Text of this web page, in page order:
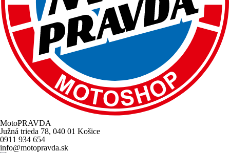
MotoPRAVDA
Južná trieda 78, 040 01 Košice
0911 934 654
info@motopravda.sk